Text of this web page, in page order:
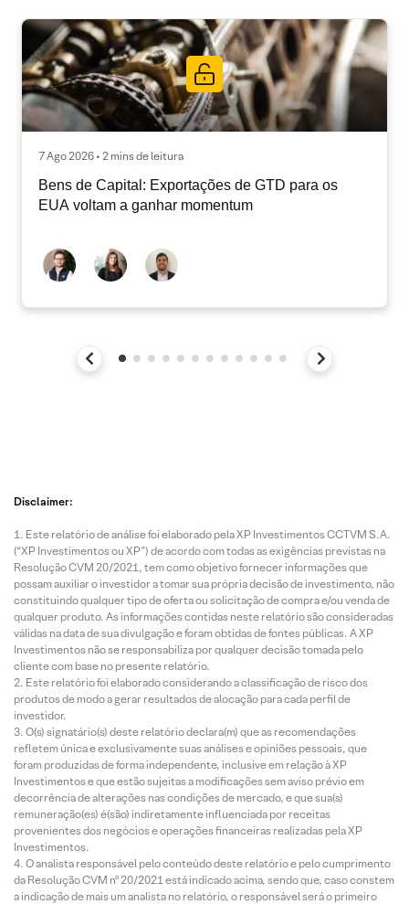
7 Ago 2026 • 2 mins de leitura
Bens de Capital: Exportações de GTD para os
EUA voltam a ganhar momentum
Disclaimer:
Este relatório de análise foi elaborado pela XP Investimentos CCTVM S.A.
(“XP Investimentos ou XP”) de acordo com todas as exigências previstas na
Resolução CVM 20/2021, tem como objetivo fornecer informações que
possam auxiliar o investidor a tomar sua própria decisão de investimento, não
constituindo qualquer tipo de oferta ou solicitação de compra e/ou venda de
qualquer produto. As informações contidas neste relatório são consideradas
válidas na data de sua divulgação e foram obtidas de fontes públicas. A XP
Investimentos não se responsabiliza por qualquer decisão tomada pelo
cliente com base no presente relatório.
Este relatório foi elaborado considerando a classificação de risco dos
produtos de modo a gerar resultados de alocação para cada perfil de
investidor.
O(s) signatário(s) deste relatório declara(m) que as recomendações
refletem única e exclusivamente suas análises e opiniões pessoais, que
foram produzidas de forma independente, inclusive em relação à XP
Investimentos e que estão sujeitas a modificações sem aviso prévio em
decorrência de alterações nas condições de mercado, e que sua(s)
remuneração(es) é(são) indiretamente influenciada por receitas
provenientes dos negócios e operações financeiras realizadas pela XP
Investimentos.
O analista responsável pelo conteúdo deste relatório e pelo cumprimento
da Resolução CVM nº 20/2021 está indicado acima, sendo que, caso constem
a indicação de mais um analista no relatório, o responsável será o primeiro